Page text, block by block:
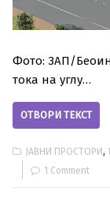
Фото: ЗАП/
тока на углу…
ОТВОРИ ТЕКСТ
ЈАВНИ ПРОСТОРИ,
1 Comment